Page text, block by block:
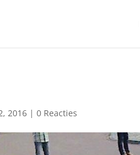
2016 | 0 Reacties